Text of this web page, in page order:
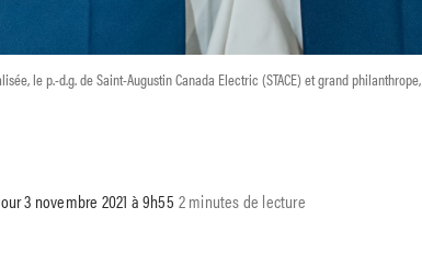
le p.-d.g. de Saint-Augustin Canada Electric (STACE) et grand philanthrope,
3 novembre 2021 à 9h55 2 minutes de lecture